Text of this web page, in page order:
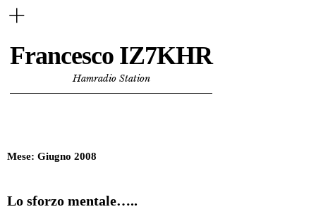
Francesco IZ7KHR
Hamradio Station
Mese: Giugno 2008
Lo sforzo mentale…..